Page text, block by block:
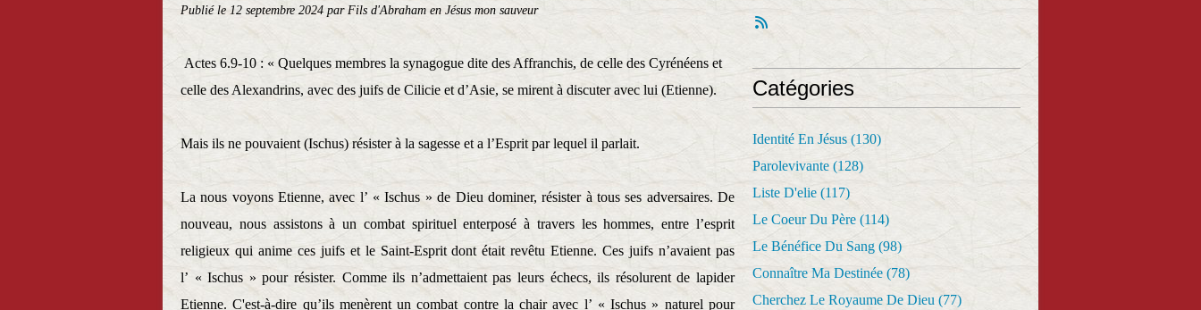
Publié le 12 septembre 2024 par Fils d'Abraham en Jésus mon sauveur
Actes 6.9-10 : « Quelques membres la synagogue dite des Affranchis, de celle des Cyrénéens et
celle des Alexandrins, avec des juifs de Cilicie et d’Asie, se mirent à discuter avec lui (Etienne).
Mais ils ne pouvaient (Ischus) résister à la sagesse et a l’Esprit par lequel il parlait.
La nous voyons Etienne, avec l’ « Ischus » de Dieu dominer, résister à tous ses adversaires. De
nouveau, nous assistons à un combat spirituel enterposé à travers les hommes, entre l’esprit
religieux qui anime ces juifs et le Saint-Esprit dont était revêtu Etienne. Ces juifs n’avaient pas
l’ « Ischus » pour résister. Comme ils n’admettaient pas leurs échecs, ils résolurent de lapider
Etienne. C'est-à-dire qu’ils menèrent un combat contre la chair avec l’ « Ischus » naturel pour
Catégories
Identité En Jésus (130)
Parolevivante (128)
Liste D'elie (117)
Le Coeur Du Père (114)
Le Bénéfice Du Sang (98)
Connaître Ma Destinée (78)
Cherchez Le Royaume De Dieu (77)